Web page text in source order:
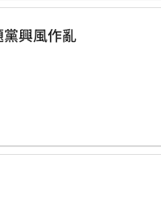
有標題黨興風作亂